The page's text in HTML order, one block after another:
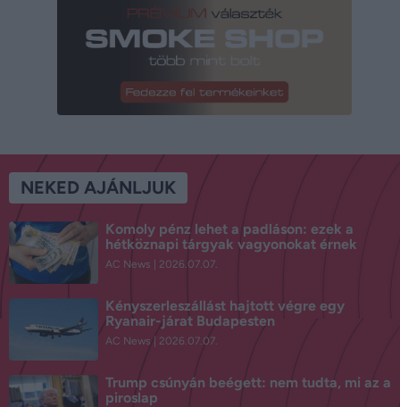
NEKED AJÁNLJUK
Komoly pénz lehet a padláson: ezek a
hétköznapi tárgyak vagyonokat érnek
AC News 2026.07.07.
Kényszerleszállást hajtott végre egy
Ryanair-járat Budapesten
AC News 2026.07.07.
Trump csúnyán beégett: nem tudta, mi az a
piroslap